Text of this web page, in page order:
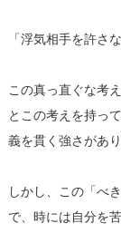
「浮気相手を許さ
この真っ直ぐな考
とこの考えを持っ
義を貫く強さがあ
しかし、この「べ
で、時には自分を